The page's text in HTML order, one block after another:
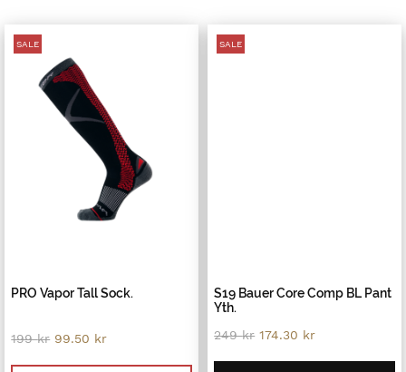
SALE
PRO Vapor Tall Sock.
199kr Original
was:
99.50 krCurrent
is:
SALE
S19 Bauer Core Comp BL Pant
Yth.
249kr Original
was:
174.30 krCurrent
is: